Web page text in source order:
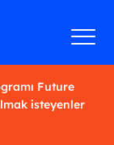
Future
isteyenler